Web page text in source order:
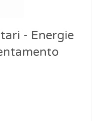
- Energie